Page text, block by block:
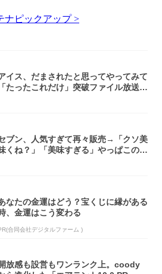
ナピックアップ >
イス、だまされたと思ってやってみて
「たったこれだけ」突破ファイル放送で
ブン、人気すぎて再々販売→「クソ美
くね？」「美味すぎる」やっぱこのク
なたの金運はどう？宝くじに縁がある
、金運はこう変わる
合同会社デジタルファーム )
放感も設営もワンランク上。coody